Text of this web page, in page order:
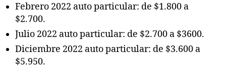
Febrero 2022 auto particular: de $1.800 a
$2.700.
Julio 2022 auto particular: de $2.700 a $3600.
Diciembre 2022 auto particular: de $3.600 a
$5.950.